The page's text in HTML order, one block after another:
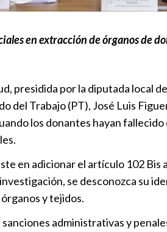
en extracción de órganos de
presidida por la diputada
del Trabajo (PT), José Luis
los donantes hayan
en adicionar el artículo 102
se desconozca su
y tejidos.
administrativas y